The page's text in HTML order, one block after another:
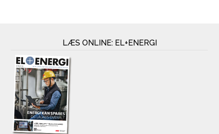
LÆS ONLINE: EL+ENERGI